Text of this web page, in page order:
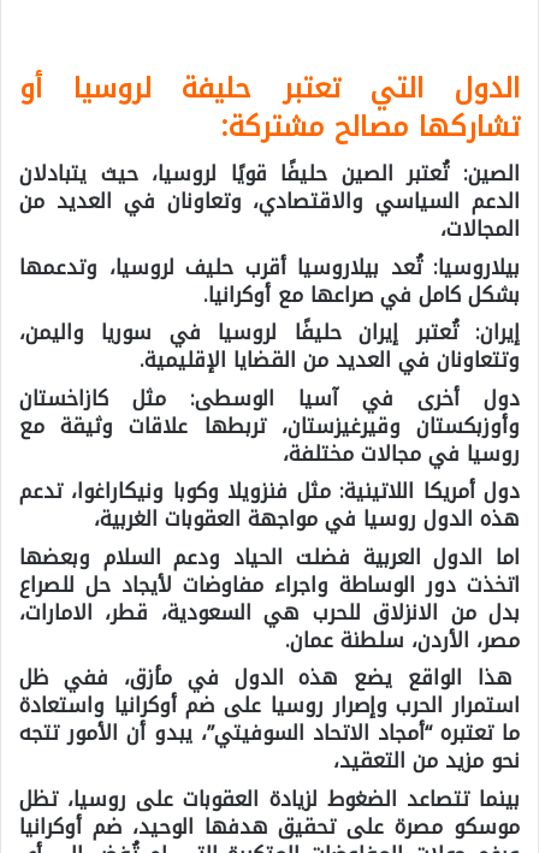
الدول التي تعتبر حليفة لروسيا أو
تشاركها مصالح مشتركة:
الصين: تُعتبر الصين حليفًا قويًا لروسيا، حيث يتبادلان
الدعم السياسي والاقتصادي، وتعاونان في العديد من
المجالات،
بيلاروسيا: تُعد بيلاروسيا أقرب حليف لروسيا، وتدعمها
بشكل كامل في صراعها مع أوكرانيا.
إيران: تُعتبر إيران حليفًا لروسيا في سوريا واليمن،
وتتعاونان في العديد من القضايا الإقليمية.
دول أخرى في آسيا الوسطى: مثل كازاخستان
وأوزبكستان وقيرغيزستان، تربطها علاقات وثيقة مع
روسيا في مجالات مختلفة،
دول أمريكا اللاتينية: مثل فنزويلا وكوبا ونيكاراغوا، تدعم
هذه الدول روسيا في مواجهة العقوبات الغربية،
اما الدول العربية فضلت الحياد ودعم السلام وبعضها
اتخذت دور الوساطة واجراء مفاوضات لأيجاد حل للصراع
بدل من الانزلاق للحرب هي السعودية، قطر، الامارات،
مصر، الأردن، سلطنة عمان.
هذا الواقع يضع هذه الدول في مأزق، ففي ظل
استمرار الحرب وإصرار روسيا على ضم أوكرانيا واستعادة
ما تعتبره “أمجاد الاتحاد السوفيتي”، يبدو أن الأمور تتجه
نحو مزيد من التعقيد،
بينما تتصاعد الضغوط لزيادة العقوبات على روسيا، تظل
موسكو مصرة على تحقيق هدفها الوحيد، ضم أوكرانيا